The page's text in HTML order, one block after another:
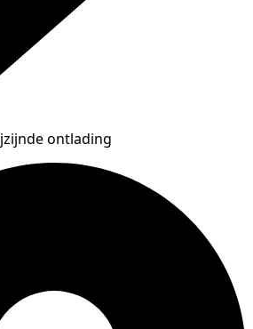
ontlading